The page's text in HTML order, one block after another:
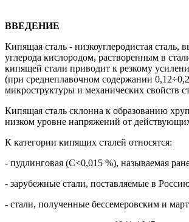
ВВЕДЕНИЕ
Кипящая сталь - низкоуглеродистая
углерода кислородом, растворенным в
кипящей стали приводит к резкому
(при среднеплавочном содержании
микроструктуры и механических свойств
Кипящая сталь склонна к образованию
низком уровне напряжений от
К категории кипящих сталей относятся:
- пудлинговая (С<0,015 %), называемая
- зарубежные стали, поставляемые в
- стали, полученные бессемеровским и